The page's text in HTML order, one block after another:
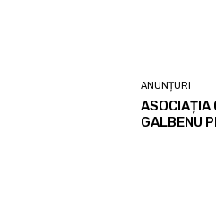
ANUNȚURI
ASOCIAȚIA
GALBENU